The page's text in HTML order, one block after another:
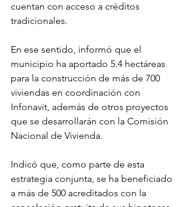
cuentan con acceso a créditos
tradicionales.
En ese sentido, informó que el
municipio ha aportado 5.4 hectáreas
para la construcción de más de 700
viviendas en coordinación con
Infonavit, además de otros proyectos
que se desarrollarán con la Comisión
Nacional de Vivienda.
Indicó que, como parte de esta
estrategia conjunta, se ha beneficiado
a más de 500 acreditados con la